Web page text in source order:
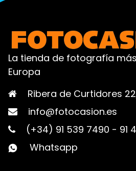
La tienda de fotografía
Europa
Ribera de Curtidores
info@fotocasion.es
(+34) 91 539 7490 - 91
Whatsapp